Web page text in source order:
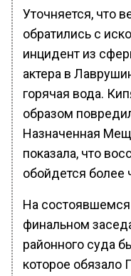
Уточняется, что
обратились с
инцидент из
актера в
горячая вода.
образом
Назначенная
показала, что
обойдется более
На
финальном
районного суда
которое